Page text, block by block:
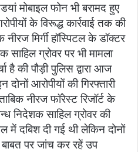
मोबाइल फोन भी बरामद हुए
के विरूद्ध कार्रवाई तक की
मिर्गी हॉस्पिटल के डॉक्टर
ग्रोवर पर भी मामला
है की पौड़ी पुलिस द्वारा आज
आरोपीयों की गिरफ्तारी
नीरज फॉरेस्ट रिजॉर्ट के
निदेशक साहिल ग्रोवर की
में दबिश दी गई थी लेकिन दोनों
पर जांच कर रहें उप